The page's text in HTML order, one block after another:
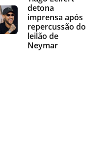
detona
imprensa após
repercussão do
leilão de
Neymar